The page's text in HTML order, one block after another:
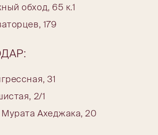
обход, 65 к.1
179
31
2/1
Мурата Ахеджака, 20